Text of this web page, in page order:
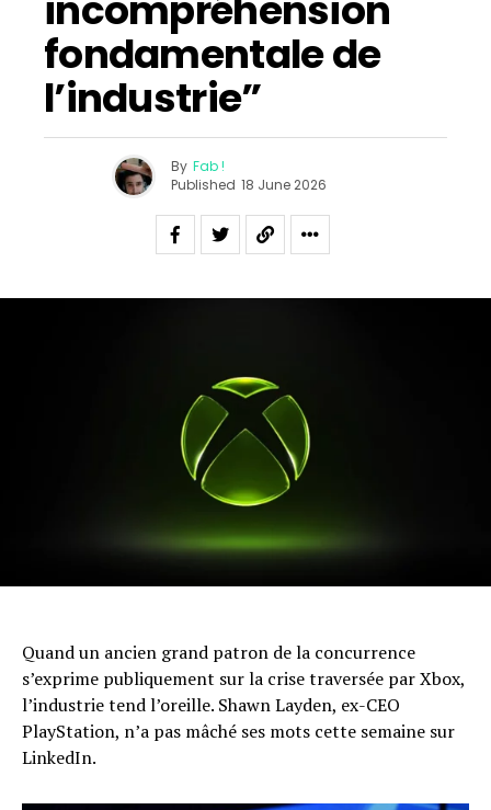
fondamentale de
l’industrie”
By Fab !
Published 18 June 2026
Quand un ancien grand patron de la concurrence
s’exprime publiquement sur la crise traversée par Xbox,
l’industrie tend l’oreille. Shawn Layden, ex-CEO
PlayStation, n’a pas mâché ses mots cette semaine sur
LinkedIn.